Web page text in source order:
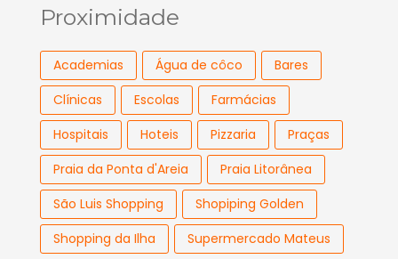
Proximidade
Academias Água de côco
Bares
Clínicas
Escolas
Farmácias
Hospitais
Hoteis Pizzaria
Praças
Praia da Ponta d'Areia
Praia Litorânea
São Luis Shopping
Shopiping Golden
Shopping da Ilha
Supermercado Mateus